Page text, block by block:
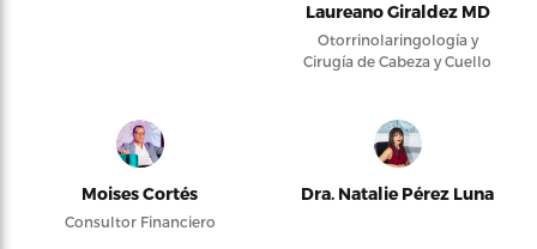
Laureano Giraldez MD
Otorrinolaringología y
Cirugía de Cabeza y Cuello
Moises Cortés
Consultor Financiero
Dra. Natalie Pérez Luna